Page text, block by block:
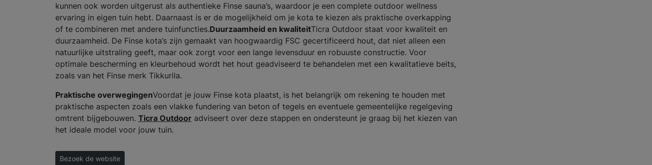
kunnen ook worden uitgerust als authentieke Finse sauna’s, waardoor je een complete outdoor wellness
ervaring in eigen tuin hebt. Daarnaast is er de mogelijkheid om je kota te kiezen als praktische overkapping
of te combineren met andere tuinfuncties.Duurzaamheid en kwaliteitTicra Outdoor staat voor kwaliteit en
duurzaamheid. De Finse kota’s zijn gemaakt van hoogwaardig FSC gecertificeerd hout, dat niet alleen een
natuurlijke uitstraling geeft, maar ook zorgt voor een lange levensduur en robuuste constructie. Voor
optimale bescherming en kleurbehoud wordt het hout geadviseerd te behandelen met een kwalitatieve beits,
zoals van het Finse merk Tikkurila.
Praktische overwegingenVoordat je jouw Finse kota plaatst, is het belangrijk om rekening te houden met
praktische aspecten zoals een vlakke fundering van beton of tegels en eventuele gemeentelijke regelgeving
omtrent bijgebouwen. Ticra Outdoor adviseert over deze stappen en ondersteunt je graag bij het kiezen van
het ideale model voor jouw tuin.
Bezoek de website